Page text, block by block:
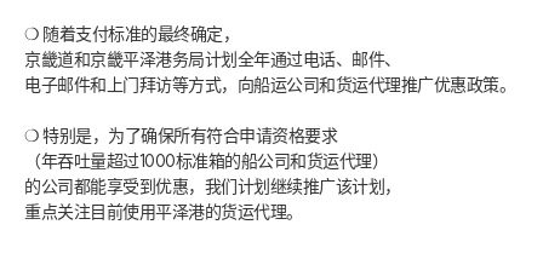
❍ 随着支付标准的最终确定，
京畿道和京畿平泽港务局计划全年通过电话、邮件、
电子邮件和上门拜访等方式，向船运公司和货运代理推广优惠政策。
❍ 特别是，为了确保所有符合申请资格要求
（年吞吐量超过1000标准箱的船公司和货运代理）
的公司都能享受到优惠，我们计划继续推广该计划，
重点关注目前使用平泽港的货运代理。